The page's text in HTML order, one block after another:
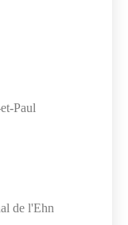
Paul
de l'Ehn